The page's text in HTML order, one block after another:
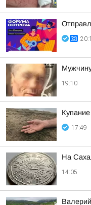
19:10
17:49
На
14:05